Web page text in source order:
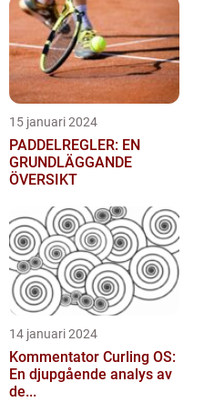
15 januari 2024
PADDELREGLER: EN
GRUNDLÄGGANDE
ÖVERSIKT
14 januari 2024
Kommentator Curling OS:
En djupgående analys av
de...